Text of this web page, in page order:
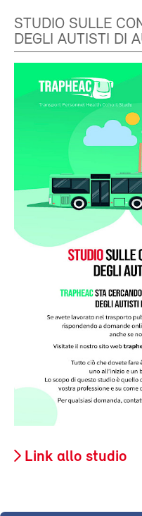
STUDIO SULLE
DEGLI AUTISTI DI
Link allo studio